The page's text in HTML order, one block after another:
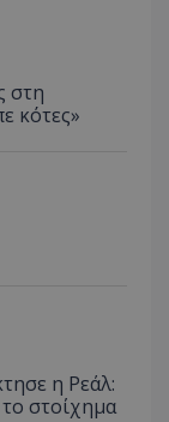
στη
κότες»
η Ρεάλ:
στοίχημα